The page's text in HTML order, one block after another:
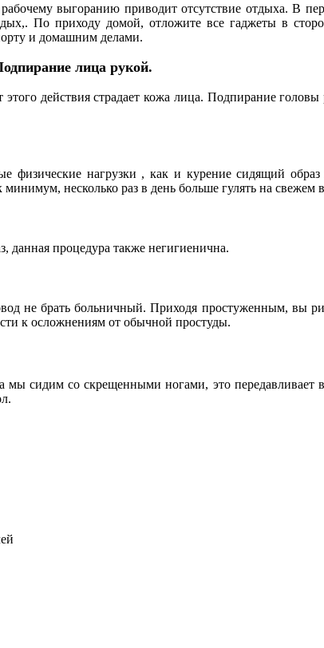
выгоранию приводит отсутствие отдыха. В
По приходу домой, отложите все гаджеты в
и домашним делами.
лица рукой.
этого действия страдает кожа лица. Подпирание
физические нагрузки , как и курение сидящий
несколько раз в день больше гулять на свежем
данная процедура также негигиенична.
не брать больничный. Приходя простуженным, вы
к осложнениям от обычной простуды.
мы сидим со скрещенными ногами, это передавливает